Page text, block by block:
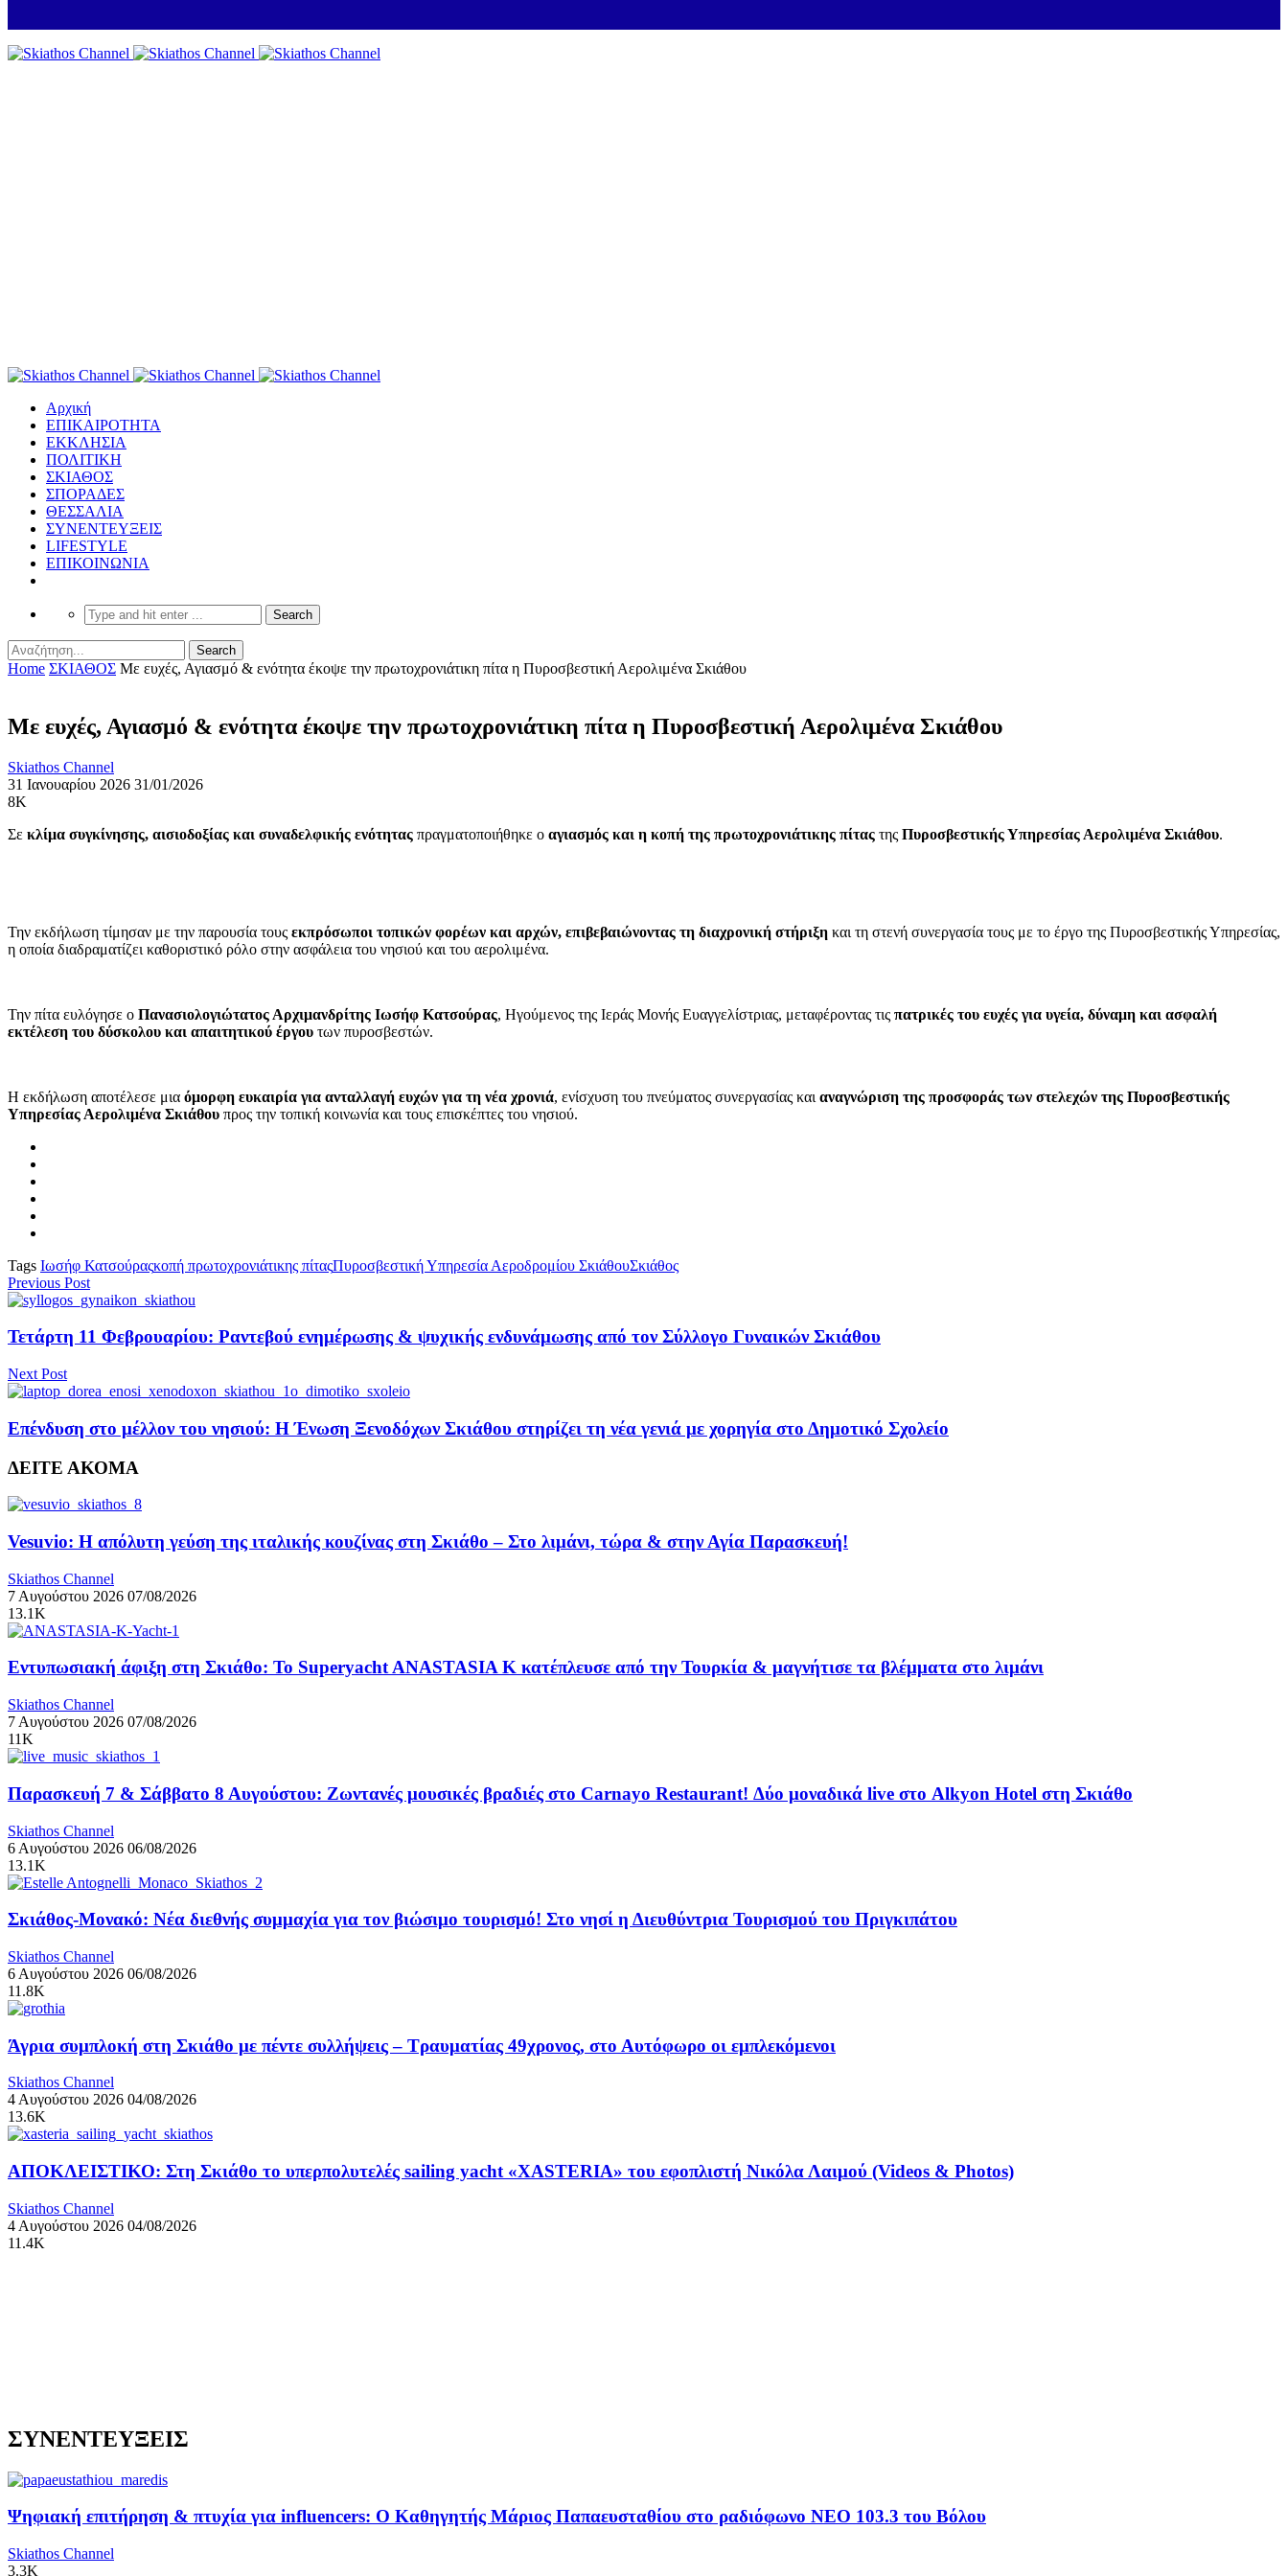
Αρχική
ΕΠΙΚΑΙΡΟΤΗΤΑ
ΕΚΚΛΗΣΙΑ
ΠΟΛΙΤΙΚΗ
ΣΚΙΑΘΟΣ
ΣΠΟΡΑΔΕΣ
ΘΕΣΣΑΛΙΑ
ΣΥΝΕΝΤΕΥΞΕΙΣ
LIFESTYLE
ΕΠΙΚΟΙΝΩΝΙΑ
Home ΣΚΙΑΘΟΣ Με ευχές, Αγιασμό & ενότητα έκοψε την πρωτοχρονιάτικη πίτα η Πυροσβεστική Αερολιμένα Σκιάθου
Με ευχές, Αγιασμό & ενότητα έκοψε την πρωτοχρονιάτικη πίτα η Πυροσβεστική Αερολιμένα Σκιάθου
Skiathos Channel
31 Ιανουαρίου 2026 31/01/2026
8K
Σε κλίμα συγκίνησης, αισιοδοξίας και συναδελφικής ενότητας πραγματοποιήθηκε ο αγιασμός και η κοπή της πρωτοχρονιάτικης πίτας της Πυροσβεστικής Υπηρεσίας Αερολιμένα Σκιάθου.
Την εκδήλωση τίμησαν με την παρουσία τους εκπρόσωποι τοπικών φορέων και αρχών, επιβεβαιώνοντας τη διαχρονική στήριξη και τη στενή συνεργασία τους με το έργο της Πυροσβεστικής Υπηρεσίας,
η οποία διαδραματίζει καθοριστικό ρόλο στην ασφάλεια του νησιού και του αερολιμένα.
Την πίτα ευλόγησε ο Πανασιολογιώτατος Αρχιμανδρίτης Ιωσήφ Κατσούρας, Ηγούμενος της Ιεράς Μονής Ευαγγελίστριας, μεταφέροντας τις πατρικές του ευχές για υγεία, δύναμη και ασφαλή
εκτέλεση του δύσκολου και απαιτητικού έργου των πυροσβεστών.
Η εκδήλωση αποτέλεσε μια όμορφη ευκαιρία για ανταλλαγή ευχών για τη νέα χρονιά, ενίσχυση του πνεύματος συνεργασίας και αναγνώριση της προσφοράς των στελεχών της Πυροσβεστικής
Υπηρεσίας Αερολιμένα Σκιάθου προς την τοπική κοινωνία και τους επισκέπτες του νησιού.
Tags Ιωσήφ Κατσούραςκοπή πρωτοχρονιάτικης πίταςΠυροσβεστική Υπηρεσία Αεροδρομίου ΣκιάθουΣκιάθος
Previous Post
Τετάρτη 11 Φεβρουαρίου: Ραντεβού ενημέρωσης & ψυχικής ενδυνάμωσης από τον Σύλλογο Γυναικών Σκιάθου
Next Post
Επένδυση στο μέλλον του νησιού: Η Ένωση Ξενοδόχων Σκιάθου στηρίζει τη νέα γενιά με χορηγία στο Δημοτικό Σχολείο
ΔΕΙΤΕ ΑΚΟΜΑ
Vesuvio: Η απόλυτη γεύση της ιταλικής κουζίνας στη Σκιάθο – Στο λιμάνι, τώρα & στην Αγία Παρασκευή!
Skiathos Channel
7 Αυγούστου 2026 07/08/2026
13.1K
Εντυπωσιακή άφιξη στη Σκιάθο: Το Superyacht ANASTASIA K κατέπλευσε από την Τουρκία & μαγνήτισε τα βλέμματα στο λιμάνι
Skiathos Channel
7 Αυγούστου 2026 07/08/2026
11K
Παρασκευή 7 & Σάββατο 8 Αυγούστου: Ζωντανές μουσικές βραδιές στο Carnayo Restaurant! Δύο μοναδικά live στο Alkyon Hotel στη Σκιάθο
Skiathos Channel
6 Αυγούστου 2026 06/08/2026
13.1K
Σκιάθος-Μονακό: Νέα διεθνής συμμαχία για τον βιώσιμο τουρισμό! Στο νησί η Διευθύντρια Τουρισμού του Πριγκιπάτου
Skiathos Channel
6 Αυγούστου 2026 06/08/2026
11.8K
Άγρια συμπλοκή στη Σκιάθο με πέντε συλλήψεις – Τραυματίας 49χρονος, στο Αυτόφωρο οι εμπλεκόμενοι
Skiathos Channel
4 Αυγούστου 2026 04/08/2026
13.6K
ΑΠΟΚΛΕΙΣΤΙΚΟ: Στη Σκιάθο το υπερπολυτελές sailing yacht «XASTERIA» του εφοπλιστή Νικόλα Λαιμού (Videos & Photos)
Skiathos Channel
4 Αυγούστου 2026 04/08/2026
11.4K
ΣΥΝΕΝΤΕΥΞΕΙΣ
Ψηφιακή επιτήρηση & πτυχία για influencers: Ο Καθηγητής Μάριος Παπαευσταθίου στο ραδιόφωνο NEO 103.3 του Βόλου
Skiathos Channel
3.3K